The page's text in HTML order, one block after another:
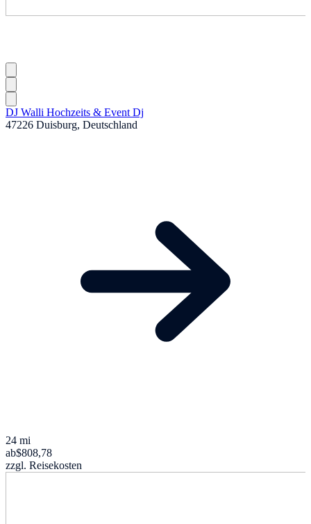
DJ Walli Hochzeits & Event Dj
47226 Duisburg, Deutschland
24 mi
ab$808,78
zzgl. Reisekosten